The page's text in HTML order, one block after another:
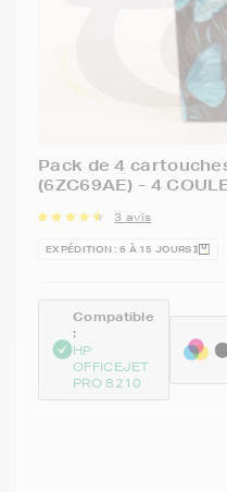
Pack de 4
(6ZC69AE) - 4
3 avis
EXPÉDITION : 6 À 15 JOURS
Compatible
:
HP
OFFICEJET
PRO 8210